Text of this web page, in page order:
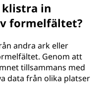
klistra in
formelfältet?
andra ark eller
Genom att
tillsammans med
data från olika platser